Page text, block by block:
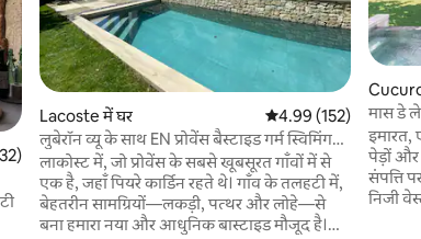
5 में से 4.96, 132 समीक्षाएँ
Lacoste में घर औसत रेटिंग 5 में से 4.99,
4.99 (152)
लुबेरॉन व्यू के साथ EN प्रोवेंस बैस्टाइड गर्म स्विमिंग
पूल
लाकोस्ट में, जो प्रोवेंस के सबसे खूबसूरत गाँवों में से
एक है, जहाँ पियरे कार्डिन रहते थे। गाँव के तलहटी में,
बेहतरीन सामग्रियों—लकड़ी, पत्थर और लोहे—से
बना हमारा नया और आधुनिक बास्टाइड मौजूद है।
मास डे
इमारत,
पेड़ों और
संपत्ति पर
निजी